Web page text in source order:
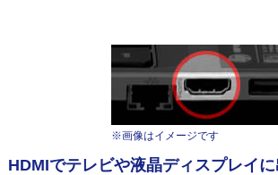
※画像はイメージです
HDMIでテレビや液晶ディスプレイ